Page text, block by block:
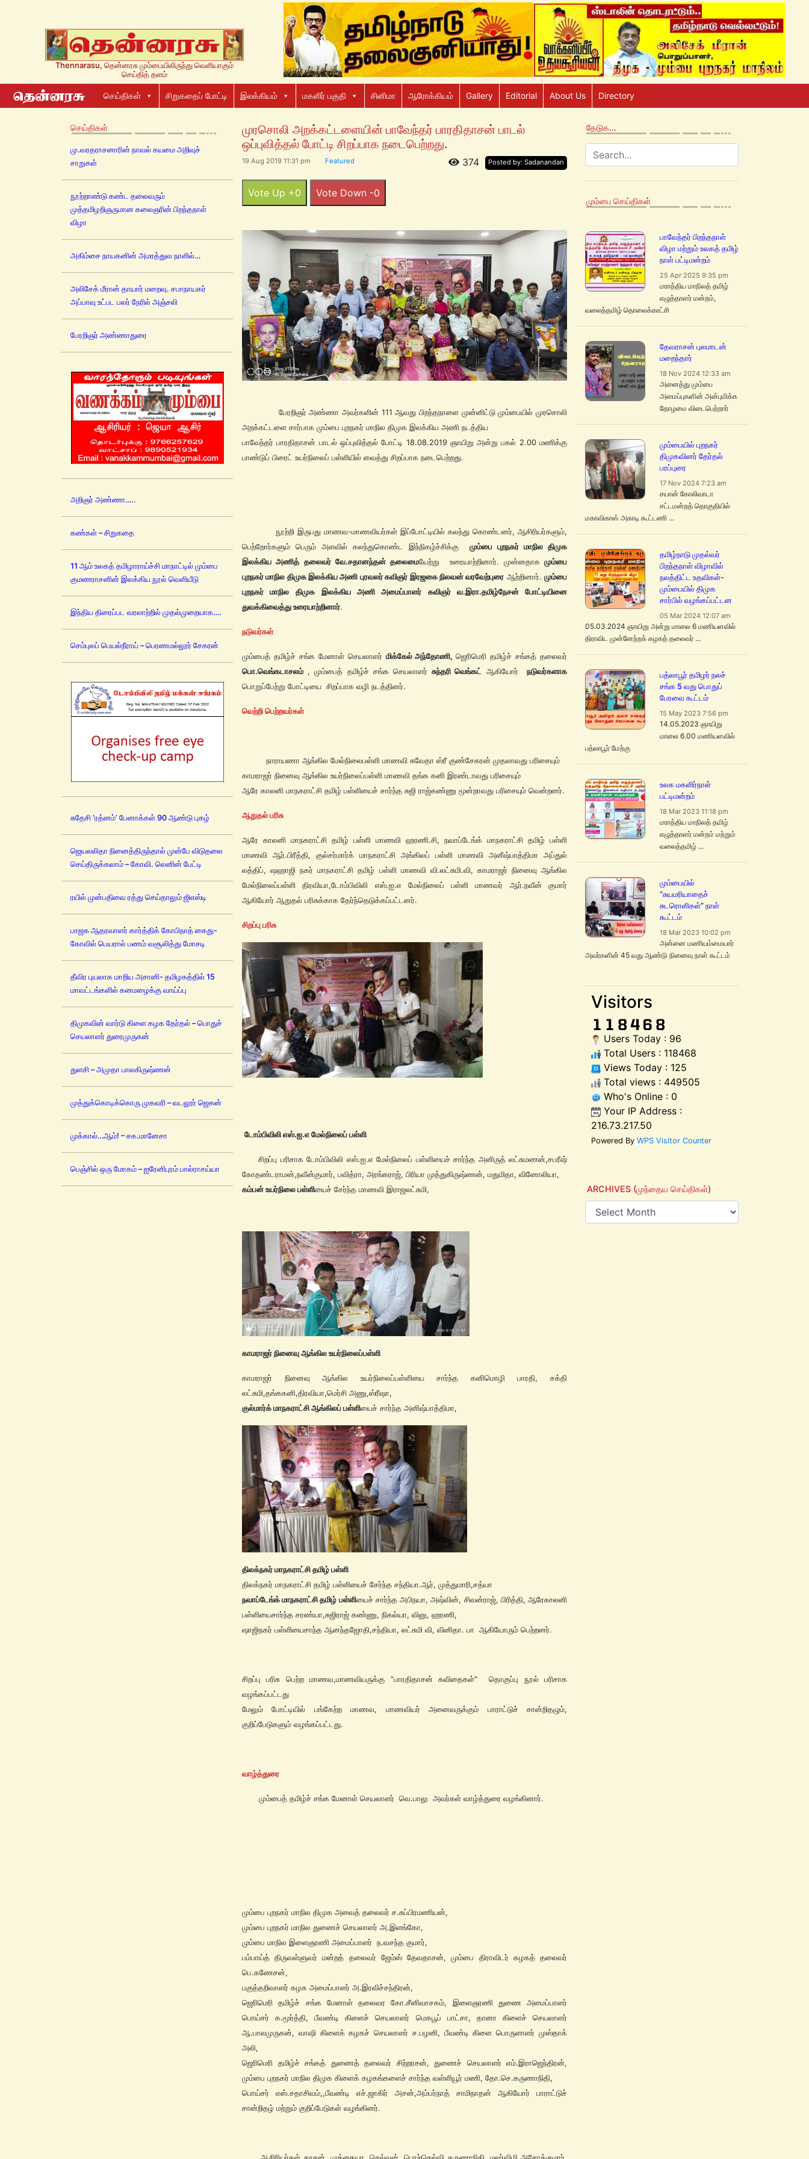
Thennarasu, தென்னரசு மும்பையிலிருந்து வெளியாகும்
செய்தித் தளம்
செய்திகள் சிறுகதைப் போட்டி இலக்கியம் மகளிர் பகுதி சினிமா ஆரோக்கியம் Gallery Editorial About Us Directory
செய்திகள்
மு.வரதராசனாரின் நாவல் கயமை அறிவுச்
சாறுகள்
நூற்றாண்டு கண்ட தலைவரும்
முத்தமிழறிஞருமான கலைஞரின் பிறந்தநாள்
விழா
அகிம்சை நாயகனின் அமரத்துவ நாளில்…
அலிசேக் மீரான் தாயார் மறைவு. சபாநாயகர்
அப்பாவு உட்பட பலர் நேரில் அஞ்சலி
பேரறிஞர் அண்ணாதுரை
அறிஞர் அண்ணா…..
கண்கள் – சிறுகதை
11 ஆம் உலகத் தமிழாராய்ச்சி மாநாட்டில் மும்பை
குமணராசனின் இலக்கிய நூல் வெளியீடு
இந்திய திரைப்பட வரலாற்றில் முதல்முறையாக….
செம்புலப் பெயல்நீராய் – பெரணமல்லூர் சேகரன்
சுதேசி ’ரத்னம்’ பேனாக்கள் 90 ஆண்டு புகழ்
ஜெயலலிதா நினைத்திருந்தால் முன்பே விடுதலை
செய்திருக்கலாம் – கோவி. லெனின் பேட்டி
ரயில் முன்பதிவை ரத்து செய்தாலும் ஜிஎஸ்டி
பாஜக ஆதரவாளர் கார்த்திக் கோபிநாத் கைது-
கோவில் பெயரால் பணம் வசூலித்து மோசடி
தீவிர புயலாக மாறிய அசானி- தமிழகத்தில் 15
மாவட்டங்களில் கனமழைக்கு வாய்ப்பு
திமுகவின் வார்டு கிளை கழக தேர்தல் – பொதுச்
செயலாளர் துரைமுருகன்
துளசி – அமுதா பாலகிருஷ்ணன்
முத்துக்கொடிக்கொரு முகவரி – வடலூர் ஜெகன்
முக்கால்…ஆம்! – சக.மானேசா
பெஞ்சில் ஒரு மோகம் – ஐரேனிபுரம் பால்ராசய்யா
முரசொலி அறக்கட்டளையின் பாவேந்தர் பாரதிதாசன் பாடல்
ஒப்புவித்தல் போட்டி சிறப்பாக நடைபெற்றது.
19 Aug 2019 11:31 pm Featured Posted by: Sadanandan
374
Vote Up +0 Vote Down -0
பேரறிஞர் அண்ணா அவர்களின் 111 ஆவது பிறந்தநாளை முன்னிட்டு மும்பையில் முரசொலி
அறக்கட்டளை சார்பாக மும்பை புறநகர் மாநில திமுக இலக்கிய அணி நடத்திய
பாவேந்தர் பாரதிதாசன் பாடல் ஒப்புவித்தல் போட்டி 18.08.2019 ஞாயிறு அன்று பகல் 2.00 மணிக்கு
பாண்டுப் பிரைட் உயர்நிலைப் பள்ளியில் வைத்து சிறப்பாக நடைபெற்றது.
நூற்றி இருபது மாணவ-மாணவியர்கள் இப்போட்டியில் கலந்து கொண்டனர், ஆசிரியர்களும்,
பெற்றோர்களும் பெரும் அளவில் கலந்துகொண்ட இந்நிகழ்ச்சிக்கு மும்பை புறநகர் மாநில திமுக
இலக்கிய அணித் தலைவர் வே.சதானந்தன் தலைமையேற்று உரையாற்றினார். முன்னதாகமும்பை
புறநகர் மாநில திமுக இலக்கிய அணி புரவலர் கவிஞர் இரஜகை நிலவன் வரவேற்புரை ஆற்றினார்.மும்பை
புறநகர் மாநில திமுக
இலக்கிய அணி அமைப்பாளர் கவிஞர் வ.இரா.தமிழ்நேசன் போட்டியினை
துவக்கிவைத்து உரையாற்றினார்.
நடுவர்கள்
மும்பைத் தமிழ்ச் சங்க மேனாள் செயலாளர் மிக்கேல் அந்தோணி,ஜெரிமெரி தமிழ்ச் சங்கத் தலைவர்
பொ.வெங்கடாசலம், மும்பைத் தமிழ்ச் சங்க செயலாளர்சுந்தரி வெங்கட் ஆகியோர்நடுவர்களாக
பொறுப்பேற்று போட்டியை சிறப்பாக வழி நடத்தினர்.
வெற்றி பெற்றவர்கள்
நாராயணா ஆங்கில மேல்நிலைபள்ளி மாணவி சுவேதா ஸ்ரீ குண்சேகரன் முதலாவது பரிசையும்
காமராஜர் நினைவு ஆங்கில உயர்நிலைப்பள்ளி மாணவி தங்க கனி இரண்டாவது பரிசையும்
ஆரே காலனி மாநகராட்சி தமிழ் பள்ளியைச் சார்ந்த சுஜி ராஜ்கண்ணு மூன்றாவது பரிசையும் வென்றனர்.
ஆறுதல் பரிசு
ஆரே காலனி மாநகராட்சி தமிழ் பள்ளி மாணவி ஹரணி.சி, நவாப்டேங்க் மாநகராட்சி தமிழ் பள்ளி
மாணவி ஆர்.பிரீத்தி, குல்சர்மார்க் மாநகராட்சி அங்கிலப் பள்ளி மாணவி அனீஷ்பாத்திமா அப்துல்
லத்திப், ஷஹாஜி நகர் மாநகராட்சி தமிழ் பள்ளி மாணவி வி.லட்சுமி.வி, காமராஜர் நினைவு ஆங்கில
மேல்நிலைப்பள்ளி திரவியா,டோம்பிவிலி எஸ்.ஐ.எ மேல்நிலைப் பள்ளி மாணவர் ஆர்.நவீன் குமார்
ஆகியோர் ஆறுதல் பரிசுக்காக தேர்ந்தெடுக்கப்பட்டனர்.
சிறப்பு பரிசு
டோம்பிவிலி எஸ்.ஐ.எ மேல்நிலைப் பள்ளி
சிறப்பு பரிசாக டோம்பிவிலி எஸ்.ஐ.எ மேல்நிலைப் பள்ளியைச் சார்ந்த அனிருத் லட்சுமணன்,சபரீஷ்
கோதண்டராமன்,நவீன்குமார், பவித்ரா, அரங்கராஜ், பிரியா முத்துகிருஷ்ணன், மதுமிதா, வினோலியா,
கம்பன் உயர்நிலை பள்ளியைச் சேர்ந்த மாணவி இராஜலட்சுமி,
காமராஜர் நினைவு ஆங்கில உயர்நிலைப்பள்ளி
காமராஜர் நினைவு ஆங்கில உயர்நிலைப்பள்ளியை சார்ந்த கனிமொழி பாரதி, சக்தி
லட்சுமி,தங்ககனி,திரவியா,மெர்சி அணு,ஸ்ரீஷா,
குல்மார்க் மாநகராட்சி ஆங்கிலப் பள்ளியைச் சார்ந்த அனிஷ்பாத்திமா,
திலக்நகர் மாநகராட்சி தமிழ் பள்ளி
திலக்நகர் மாநகராட்சி தமிழ் பள்ளியைச் சேர்ந்த சந்தியா.ஆர், முத்துமாரி,சத்யா
நவாப்டேங்க் மாநகராட்சி தமிழ் பள்ளியைச் சார்ந்த அபிநயா, அஷ்வின், சிவன்ராஜ், பிரித்தி, ஆரேகாலனி
பள்ளியைசார்ந்த சரண்யா,சுஜிராஜ் கண்ணு, நிகல்யா, வினு, ஹரணி,
ஷாஜிநகர் பள்ளியைசாந்த ஆனந்தஜோதி,சந்தியா, லட்சுமி வி, வினிதா. பா ஆகியோரும் பெற்றனர்.
சிறப்பு பரிசு பெற்ற மாணவ,மாணவியருக்கு ”பாரதிதாசன் கவிதைகள்" தொகுப்பு நூல் பரிசாக
வழங்கப்பட்டது
மேலும் போட்டியில் பங்கேற்ற மாணவ, மாணவியர் அனைவருக்கும் பாராட்டுச் சான்றிதழும்,
குறிப்பேடுகளும் வழங்கப்பட்டது.
வாழ்த்துரை
மும்பைத் தமிழ்ச் சங்க மேனாள் செயலாளர் வெ.பாலு அவர்கள் வாழ்த்துரை வழங்கினார்.
மும்பை புறநகர் மாநில திமுக அவைத் தலைவர் ச.சுப்பிரமணியன்,
மும்பை புறநகர் மாநில துணைச் செயலாளர் அ.இளங்கோ,
மும்பை மாநில இளைஞரணி அமைப்பாளர் ந.வசந்த குமார்,
பம்பாய்த் திருவள்ளுவர் மன்றத் தலைவர் ஜேம்ஸ் தேவதாசன், மும்பை திராவிடர் கழகத் தலைவர்
பெ.கணேசன்,
பகுத்தறிவாளர் கழக அமைப்பாளர் அ.இரவிச்சந்திரன்,
ஜெரிமெரி தமிழ்ச் சங்க மேனாள் தலைவர கோ.சீனிவாசகம், இளைஞரணி துணை அமைப்பாளர்
பொய்சர் க.மூர்த்தி, பீவண்டி கிளைச் செயலாளர் மெகபூப் பாட்சா, தானா கிளைச் செயலாளர்
ஆ.பாலமுருகன், வாஷி கிளைக் கழகச் செயலாளர் ச.பழனி, பீவண்டி கிளை பொருளாளர் முஸ்தாக்
அலி,
ஜெரிமெரி தமிழ்ச் சங்கத் துணைத் தலைவர் சிற்றரசன், துணைச் செயலாளர் எம்.இராஜெந்திரன்,
மும்பை புறநகர் மாநில திமுக கிளைக் கழகங்களைச் சார்ந்த வள்ளியூர் மணி, தோ.செ.கருணாநிதி,
பொய்சர் எஸ்.சதாசிவம்,,பீவண்டி எச்.ஜாகிர் அசன்,அம்பர்நாத் சாமிநாதன் ஆகியோர் பாராட்டுச்
சான்றிதழ் மற்றும் குறிப்பேடுகள் வழங்கினர்.
தேடுக…
மும்பை செய்திகள்
பாவேந்தர் பிறந்தநாள்
விழா மற்றும் உலகத் தமிழ்
நாள் பட்டிமன்றம்
25 Apr 2025 9:35 pm
மராத்திய மாநிலத் தமிழ்
எழுத்தாளர் மன்றம்,
வலைத்தமிழ் தொலைக்காட்சி
தேவராசன் புலமாடன்
மறைந்தார்
18 Nov 2024 12:33 am
அனைத்து மும்பை
அமைப்புகளின் அன்புமிக்க
தோழமை விடைபெற்றார்
மும்பையில் புறநகர்
திமுகவினர் தேர்தல்
பரப்புரை
17 Nov 2024 7:23 am
சயான் கோலிவாடா
சட்டமன்றத் தொகுதியில்
மகாவிகாஸ் அகாடி கூட்டணி ...
தமிழ்நாடு முதல்வர்
பிறந்தநாள் விழாவில்
நலத்திட்ட உதவிகள்-
மும்பையில் திமுக
சார்பில் வழங்கப்பட்டன
05 Mar 2024 12:07 am
05.03.2024 ஞாயிறு அன்று மாலை 6 மணியளவில்
திராவிட முன்னேற்றக் கழகத் தலைவர் ...
பத்லாபூர் தமிழர் நலச்
சங்க 5 வது பொதுப்
பேரவை கூட்டம்
15 May 2023 7:56 pm
14.05.2023 ஞாயிறு
மாலை 6.00 மணியளவில்
பத்லாபூர் மேற்கு
உலக மகளிர்நாள்
பட்டிமன்றம்
18 Mar 2023 11:18 pm
மராத்திய மாநிலத் தமிழ்
எழுத்தாளர் மன்றம் மற்றும்
வலைத்தமிழ் ...
மும்பையில்
“சுயமரியாதைச்
சுடரொளிகள்” நாள்
கூட்டம்
18 Mar 2023 10:02 pm
அன்னை மணியம்மையார்
அவர்களின் 45 வது ஆண்டு நினைவு நாள் கூட்டம்
Visitors
Users Today : 96
Total Users : 118468
Views Today : 125
Total views : 449505
Who's Online : 0
Your IP Address :
216.73.217.50
Powered By WPS Visitor Counter
ARCHIVES (முந்தைய செய்திகள்)